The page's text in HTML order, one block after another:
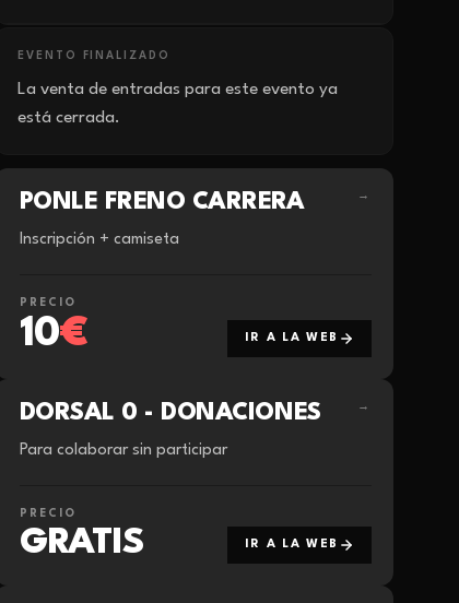
EVENTO FINALIZADO
La venta de entradas para este evento ya
está cerrada.
PONLE FRENO CARRERA →
Inscripción + camiseta
PRECIO
10€ IR A LA WEB
DORSAL 0 - DONACIONES →
Para colaborar sin participar
PRECIO
GRATIS IR A LA WEB